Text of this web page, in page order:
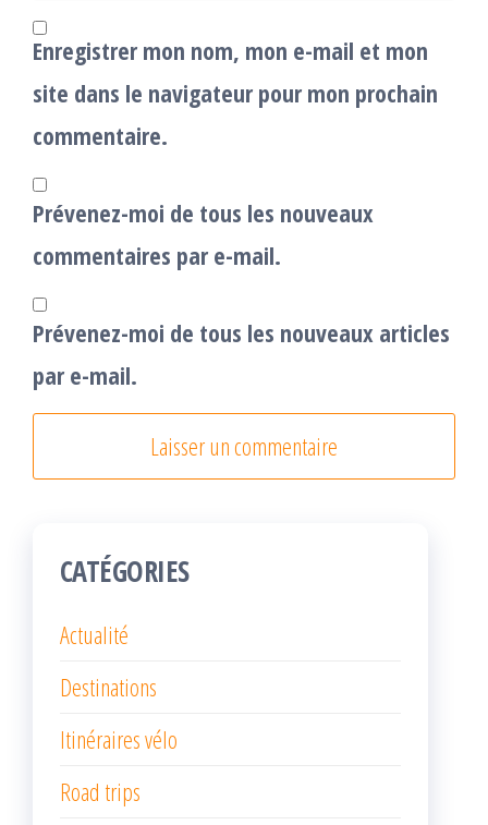
Enregistrer mon nom, mon e-mail et mon
site dans le navigateur pour mon prochain
commentaire.
Prévenez-moi de tous les nouveaux
commentaires par e-mail.
Prévenez-moi de tous les nouveaux articles
par e-mail.
CATÉGORIES
Actualité
Destinations
Itinéraires vélo
Road trips